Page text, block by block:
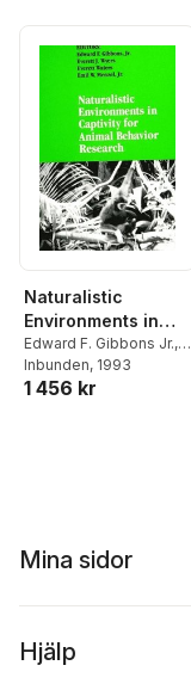
Naturalistic
Environments in
Captivity for Animal
Behavior Research
Edward F. Gibbons Jr.,
Everett J. Wyers
Everett Waters
Inbunden, 1993
1 456 kr
Mina sidor
Hjälp